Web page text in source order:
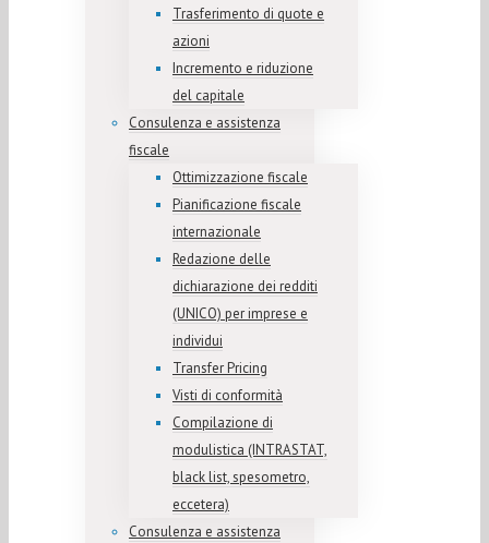
Trasferimento di quote e
azioni
Incremento e riduzione
del capitale
Consulenza e assistenza
fiscale
Ottimizzazione fiscale
Pianificazione fiscale
internazionale
Redazione delle
dichiarazione dei redditi
(UNICO) per imprese e
individui
Transfer Pricing
Visti di conformità
Compilazione di
modulistica (INTRASTAT,
black list, spesometro,
eccetera)
Consulenza e assistenza